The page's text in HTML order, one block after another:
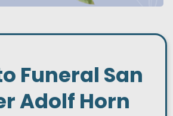
Funeral San
Adolf Horn